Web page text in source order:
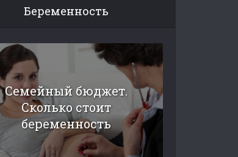
Беременность
Семейный бюджет.
Сколько стоит
беременность